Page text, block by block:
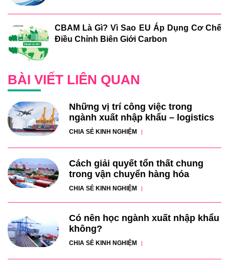
CBAM Là Gì? Vì Sao EU Áp Dụng Cơ Chế
Điều Chỉnh Biên Giới Carbon
BÀI VIẾT LIÊN QUAN
Những vị trí công việc trong
ngành xuất nhập khẩu – logistics
CHIA SẺ KINH NGHIỆM
Cách giải quyết tổn thất chung
trong vận chuyển hàng hóa
CHIA SẺ KINH NGHIỆM
Có nên học ngành xuất nhập khẩu
không?
CHIA SẺ KINH NGHIỆM